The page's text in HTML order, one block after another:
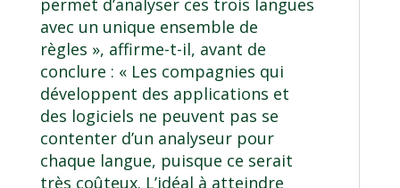
permet d’analyser ces trois langues
avec un unique ensemble de
règles », affirme-t-il, avant de
conclure : « Les compagnies qui
développent des applications et
des logiciels ne peuvent pas se
contenter d’un analyseur pour
chaque langue, puisque ce serait
très coûteux. L’idéal à atteindre